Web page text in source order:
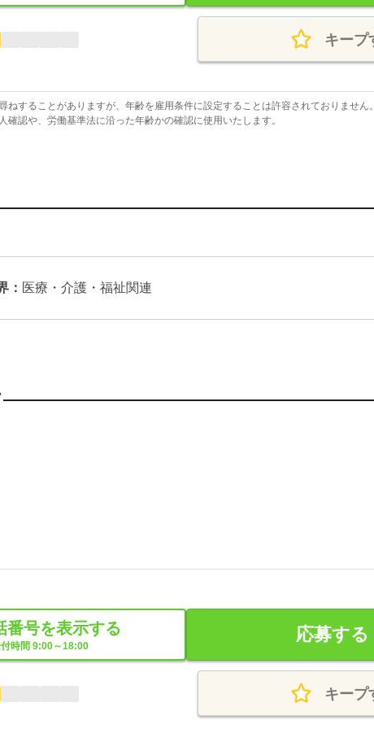
キープ
ねすることがありますが、年齢を雇用条件に設定することは許容されておりません
確認や、労働基準法に沿った年齢かの確認に使用いたします。
： 医療・介護・福祉関連
番号を表示する
時間 9:00～18:00
応募する
キープ